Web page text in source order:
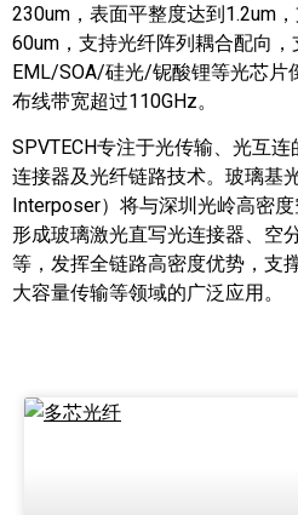
230um，表面平整度达到1.2um
60um，支持光纤阵列耦合配向
EML/SOA/硅光/铌酸锂等光芯片
布线带宽超过110GHz。
SPVTECH专注于光传输、光互
连接器及光纤链路技术。玻璃基
Interposer）将与深圳光岭高密
形成玻璃激光直写光连接器、空
等，发挥全链路高密度优势，支
大容量传输等领域的广泛应用。